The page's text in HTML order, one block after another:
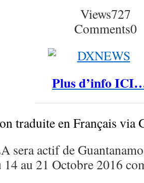
Views727
Comments0
Plus d’info
traduite en Français via
sera actif de
14 au 21 Octobre 2016